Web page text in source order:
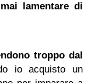
lamentare di
troppo dal
io acquisto un